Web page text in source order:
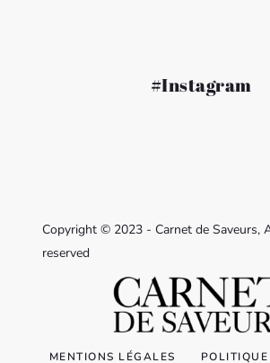
#Instagram
Copyright © 2023 - Carnet de Saveurs,
reserved
MENTIONS LÉGALES